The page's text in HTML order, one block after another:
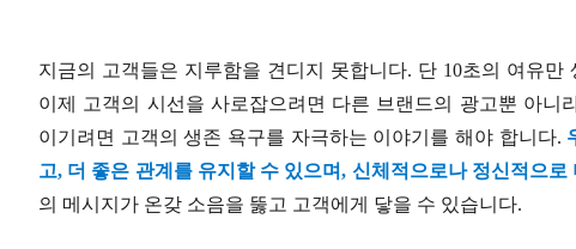
지금의 고객들은 지루함을 견디지 못합니다. 단 10초의 여유
이제 고객의 시선을 사로잡으려면 다른 브랜드의 광고뿐 아니
이기려면 고객의 생존 욕구를 자극하는 이야기를 해야 합니다.
고, 더 좋은 관계를 유지할 수 있으며, 신체적으로나 정신적으
의 메시지가 온갖 소음을 뚫고 고객에게 닿을 수 있습니다.